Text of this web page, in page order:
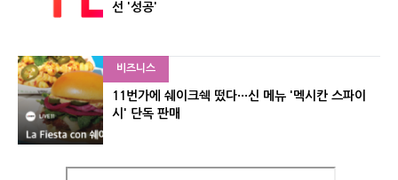
선 '성공'
비즈니스
11번가에 쉐이크쉑 떴다···신 메뉴 '멕시칸 스파이
시' 단독 판매